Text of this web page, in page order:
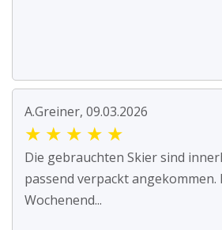
A.Greiner, 09.03.2026
★ ★ ★ ★ ★
Die gebrauchten Skier sind
passend verpackt angekommen.
Wochenend...